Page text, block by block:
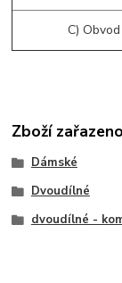
C)
Zboží
Dámské
Dvoudílné
dvoudílné -